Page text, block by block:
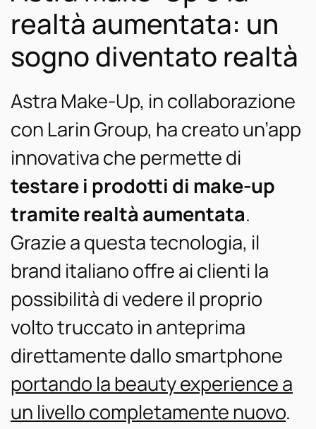
realtà aumentata: un
sogno diventato realtà
Astra Make-Up, in collaborazione
con Larin Group, ha creato un’app
innovativa che permette di
testare i prodotti di make-up
tramite realtà aumentata.
Grazie a questa tecnologia, il
brand italiano offre ai clienti la
possibilità di vedere il proprio
volto truccato in anteprima
direttamente dallo smartphone
portando la beauty experience a
un livello completamente nuovo.